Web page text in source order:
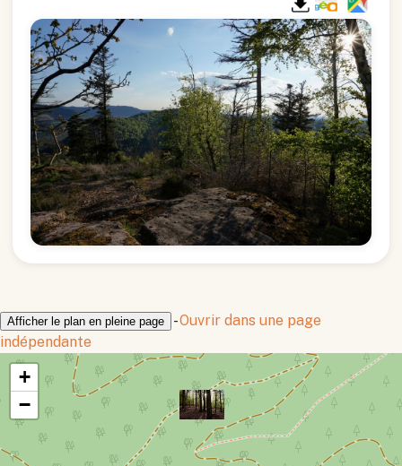
Afficher le plan en pleine page -Ouvrir dans une page
indépendante